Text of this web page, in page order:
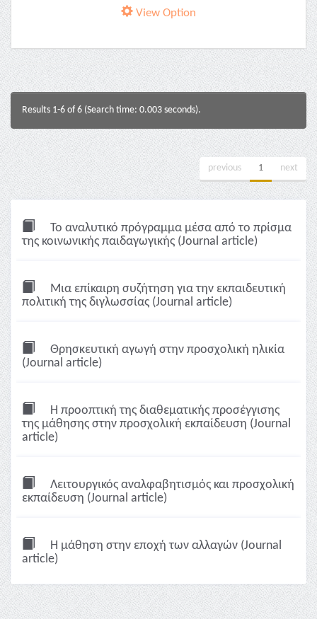
View Option
Results 1-6 of 6 (Search time: 0.003 seconds).
previous 1 next
Το αναλυτικό πρόγραμμα μέσα από το πρίσμα
της κοινωνικής παιδαγωγικής (Journal article)
Μια επίκαιρη συζήτηση για την εκπαιδευτική
πολιτική της διγλωσσίας (Journal article)
Θρησκευτική αγωγή στην προσχολική ηλικία
(Journal article)
Η προοπτική της διαθεματικής προσέγγισης
της μάθησης στην προσχολική εκπαίδευση (Journal
article)
Λειτουργικός αναλφαβητισμός και προσχολική
εκπαίδευση (Journal article)
Η μάθηση στην εποχή των αλλαγών (Journal
article)